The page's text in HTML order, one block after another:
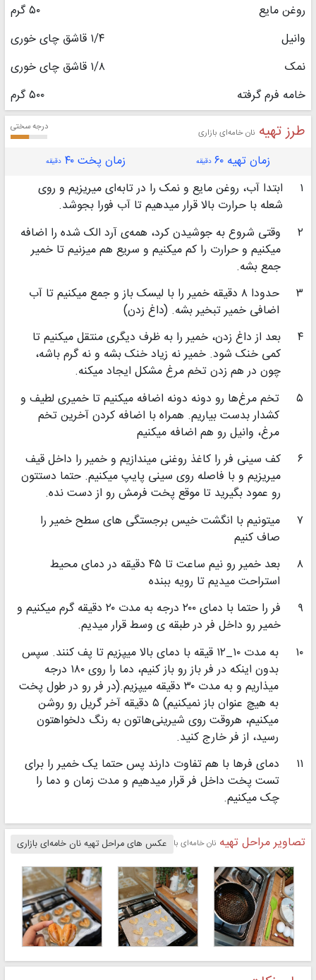
روغن مایع
۵۰ گرم
وانیل
۱/۴ قاشق چای خوری
نمک
۱/۸ قاشق چای خوری
خامه فرم گرفته
۵۰۰ گرم
طرز تهیه نان خامه‌ای بازاری درجه سختی
زمان تهیه ۶۰ دقیقه زمان پخت ۴۰ دقیقه
۱
ابتدا آب، روغن مایع و نمک را در تابه‌ای میریزیم و روی
شعله با حرارت بالا قرار میدهیم تا آب فورا بجوشد.
۲
وقتی شروع به جوشیدن کرد، همه‌ی آرد الک شده را اضافه
میکنیم و حرارت را کم میکنیم و سریع هم میزنیم تا خمیر
جمع بشه.
۳
حدودا ۸ دقیقه خمیر را با لیسک باز و جمع میکنیم تا آب
اضافی خمیر تبخیر بشه. (داغ زدن)
۴
بعد از داغ زدن، خمیر را به ظرف دیگری منتقل میکنیم تا
کمی خنک شود. خمیر نه زیاد خنک بشه و نه گرم باشه،
چون در هم زدن تخم مرغ مشکل ایجاد میکنه.
۵
تخم مرغ‌ها رو دونه دونه اضافه میکنیم تا خمیری لطیف و
کشدار بدست بیاریم. همراه با اضافه کردن آخرین تخم
مرغ، وانیل رو هم اضافه میکنیم
۶
کف سینی فر را کاغذ روغنی میندازیم و خمیر را داخل قیف
میریزیم و با فاصله روی سینی پایپ میکنیم. حتما دستتون
رو عمود بگیرید تا موقع پخت فرمش رو از دست نده.
۷
میتونیم با انگشت خیس برجستگی های سطح خمیر را
صاف کنیم
۸
بعد خمیر رو نیم ساعت تا ۴۵ دقیقه در دمای محیط
استراحت میدیم تا رویه ببنده
۹
فر را حتما با دمای ۲۰۰ درجه به مدت ۲۰ دقیقه گرم میکنیم و
خمیر رو داخل فر در طبقه ی وسط قرار میدیم.
۱۰
به مدت ۱۰_۱۲ قیقه با دمای بالا میپزیم تا پف کنند. سپس
بدون اینکه در فر باز رو باز کنیم، دما را روی ۱۸۰ درجه
میذاریم و به مدت ۳۰ دقیقه میپزیم.(در فر رو در طول پخت
به هیچ عنوان باز نمیکنیم) ۵ دقیقه آخر گریل رو روشن
میکنیم، هروقت روی شیرینی‌هاتون به رنگ دلخواهتون
رسید، از فر خارج کنید‌.
۱۱
دمای فرها با هم تفاوت دارند پس حتما یک خمیر را برای
تست پخت داخل فر قرار میدهیم و مدت زمان و دما را
چک میکنیم.
تصاویر مراحل تهیه نان خامه‌ای بازاریعکس های مراحل تهیه نان خامه‌ای بازاری